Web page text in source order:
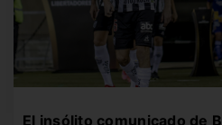
El insólito comunicado de